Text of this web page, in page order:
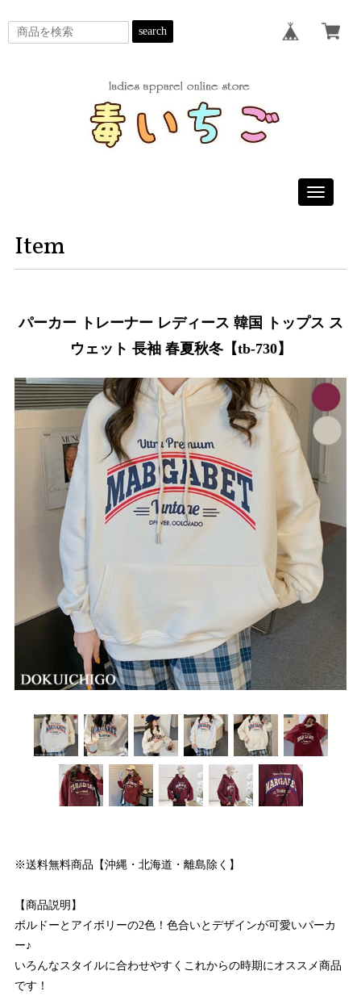
search
Toggle
Item
パーカー トレーナー レディース 韓国 トップス ス
ウェット 長袖 春夏秋冬【tb-730】
※送料無料商品【沖縄・北海道・離島除く】
【商品説明】
ボルドーとアイボリーの2色！色合いとデザインが可愛いパーカ
ー♪
いろんなスタイルに合わせやすくこれからの時期にオススメ商品
です！